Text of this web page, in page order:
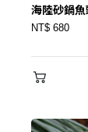
海陸砂鍋
NT$ 680